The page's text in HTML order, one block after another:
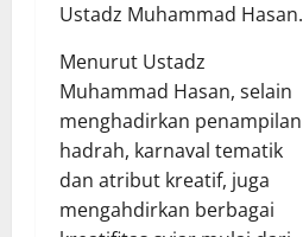
Ustadz Muhammad Hasan.
Menurut Ustadz
Muhammad Hasan, selain
menghadirkan penampilan
hadrah, karnaval tematik
dan atribut kreatif, juga
mengahdirkan berbagai